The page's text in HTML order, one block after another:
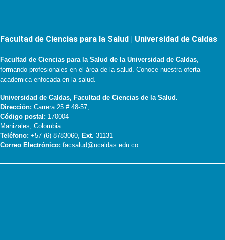
Facultad de Ciencias para la Salud | Universidad de Caldas
Facultad de Ciencias para la Salud de la Universidad de Caldas,
formando profesionales en el área de la salud. Conoce nuestra oferta
académica enfocada en la salud.
Universidad de Caldas, Facultad de Ciencias de la Salud.
Dirección: Carrera 25 # 48-57,
Código postal: 170004
Manizales, Colombia
Teléfono: +57 (6) 8783060, Ext. 31131
Correo Electrónico: facsalud@ucaldas.edu.co